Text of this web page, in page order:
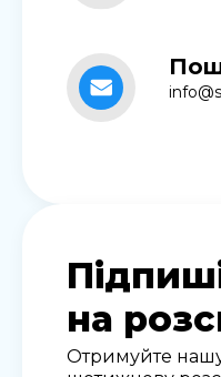
на
Отримуйте